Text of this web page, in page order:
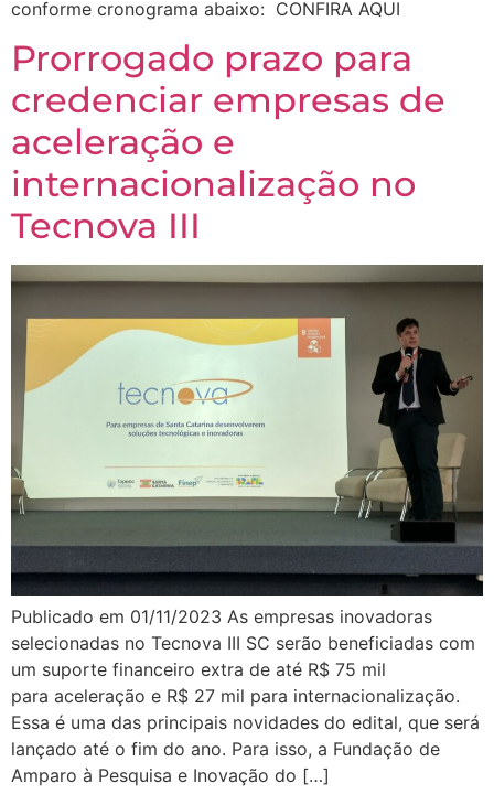
conforme cronograma abaixo: CONFIRA AQUI
Prorrogado prazo para
credenciar empresas de
aceleração e
internacionalização no
Tecnova III
Publicado em 01/11/2023 As empresas inovadoras
selecionadas no Tecnova III SC serão beneficiadas com
um suporte financeiro extra de até R$ 75 mil
para aceleração e R$ 27 mil para internacionalização.
Essa é uma das principais novidades do edital, que será
lançado até o fim do ano. Para isso, a Fundação de
Amparo à Pesquisa e Inovação do […]